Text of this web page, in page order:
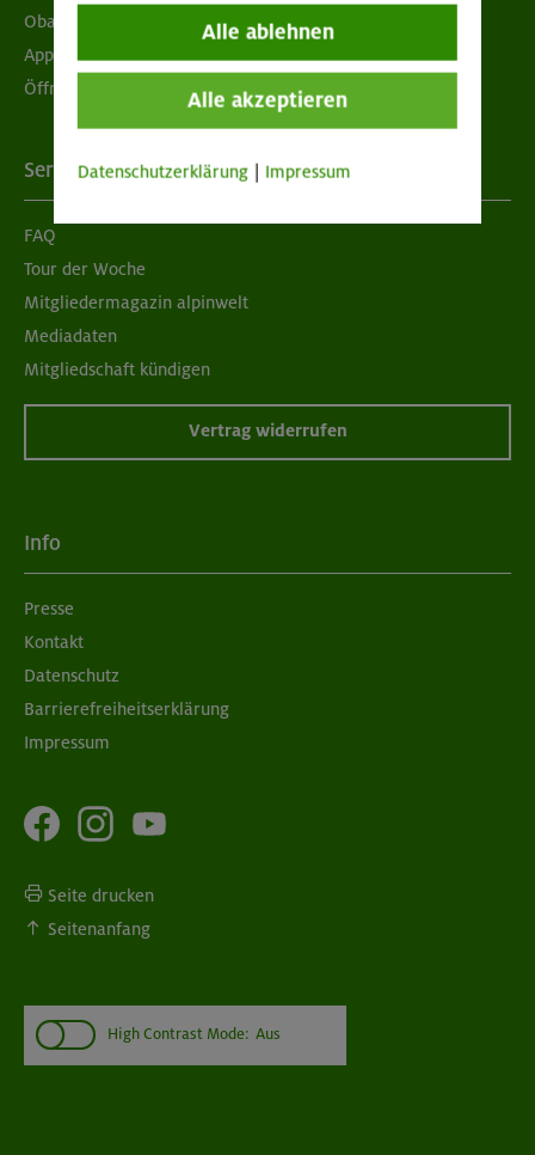
Obacht geben!
App "Mein DAV+"
Öffnungszeiten
Services
FAQ
Tour der Woche
Mitgliedermagazin alpinwelt
Mediadaten
Mitgliedschaft kündigen
Vertrag widerrufen
Info
Presse
Kontakt
Datenschutz
Barrierefreiheitserklärung
Impressum
Seite drucken
Seitenanfang
High Contrast Mode: Aus
Alle ablehnen
Alle akzeptieren
Datenschutzerklärung Impressum